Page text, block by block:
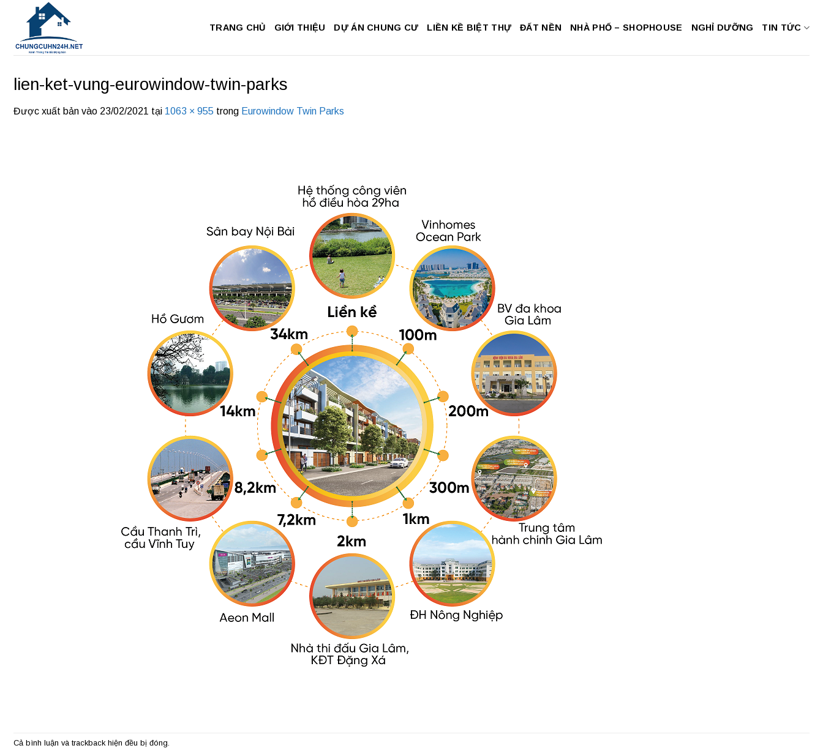
dung
TRANG CHỦ GIỚI THIỆU DỰ ÁN CHUNG CƯ LIỀN KỀ BIỆT THỰ ĐẤT NỀN NHÀ PHỐ – SHOPHOUSE NGHỈ DƯỠNG TIN TỨC
lien-ket-vung-eurowindow-twin-parks
Được xuất bản vào 23/02/2021 tại 1063 × 955 trong Eurowindow Twin Parks
Cả bình luận và trackback hiện đều bị đóng.